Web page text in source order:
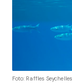
Foto: Raffles Seychelles